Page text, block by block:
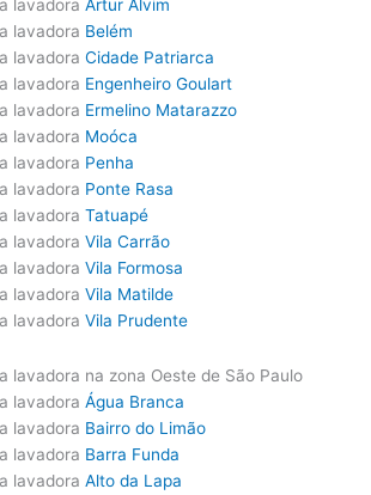
lavadora Artur Alvim
lavadora Belém
lavadora Cidade Patriarca
lavadora Engenheiro Goulart
lavadora Ermelino Matarazzo
lavadora Moóca
lavadora Penha
lavadora Ponte Rasa
lavadora Tatuapé
lavadora Vila Carrão
lavadora Vila Formosa
lavadora Vila Matilde
lavadora Vila Prudente
lavadora na zona Oeste de São Paulo
lavadora Água Branca
lavadora Bairro do Limão
lavadora Barra Funda
lavadora Alto da Lapa